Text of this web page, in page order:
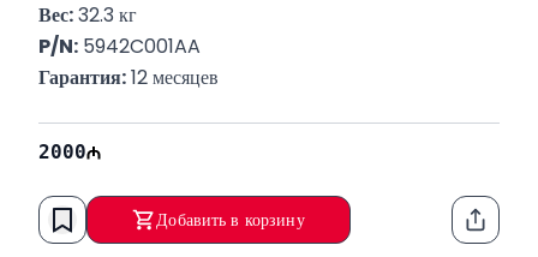
Вес: 32.3 кг
P/N: 5942C001AA
Гарантия: 12 месяцев
2000
Добавить в корзину